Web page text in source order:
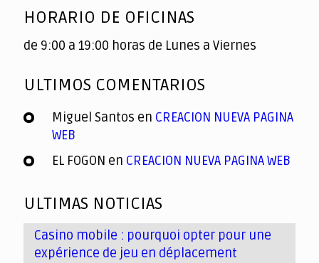
HORARIO DE OFICINAS
de 9:00 a 19:00 horas de Lunes a Viernes
ULTIMOS COMENTARIOS
Miguel Santos en CREACION NUEVA PAGINA
WEB
EL FOGON en CREACION NUEVA PAGINA WEB
ULTIMAS NOTICIAS
Casino mobile : pourquoi opter pour une
expérience de jeu en déplacement